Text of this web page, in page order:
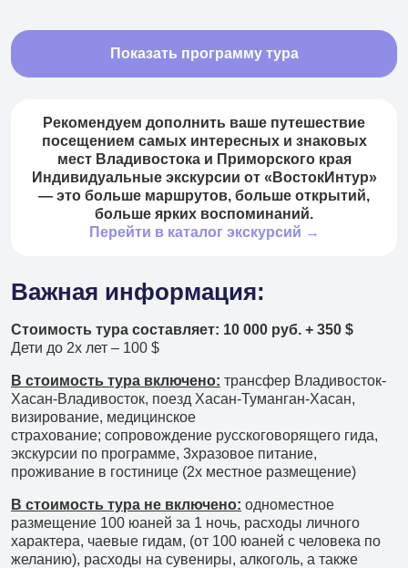
+7 (966) 272 14 20
Ежедневные экскурсии
+7 (902) 075-96-64
Аренда автобусов
+7 (902) 556 45 56
+7 (495) 969 45 67
Показать программу тура
Рекомендуем дополнить ваше путешествие
посещением самых интересных и знаковых
мест Владивостока и Приморского края
Индивидуальные экскурсии от «ВостокИнтур»
— это больше маршрутов, больше открытий,
больше ярких воспоминаний.
Перейти в каталог экскурсий →
Важная информация:
Стоимость тура составляет: 10 000 руб. + 350 $
Дети до 2х лет – 100 $
В стоимость тура включено: трансфер Владивосток-
Хасан-Владивосток, поезд Хасан-Туманган-Хасан,
визирование, медицинское
страхование; сопровождение русскоговорящего гида,
экскурсии по программе, 3хразовое питание,
проживание в гостинице (2х местное размещение)
В стоимость тура не включено: одноместное
размещение 100 юаней за 1 ночь, расходы личного
характера, чаевые гидам, (от 100 юаней с человека по
желанию), расходы на сувениры, алкоголь, а также